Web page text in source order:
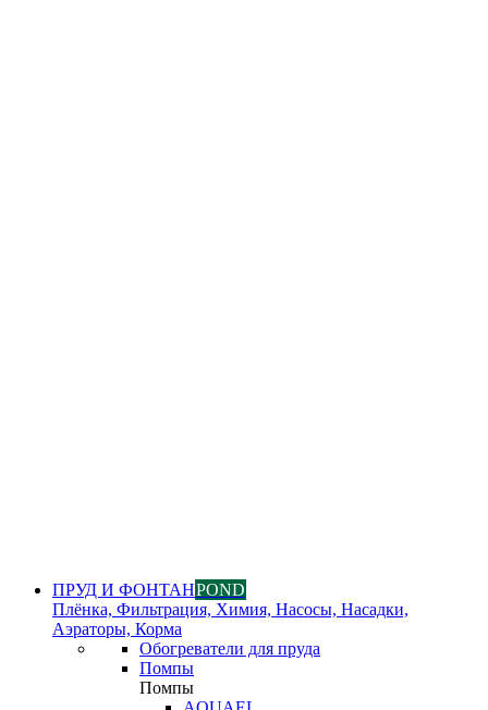
ПРУД И ФОНТАНPOND
Плёнка, Фильтрация, Химия, Насосы, Насадки,
Аэраторы, Корма
Обогреватели для пруда
Помпы
Помпы